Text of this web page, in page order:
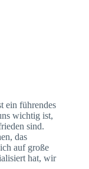
ein führendes
wichtig ist,
sind.
das
auf große
hat, wir